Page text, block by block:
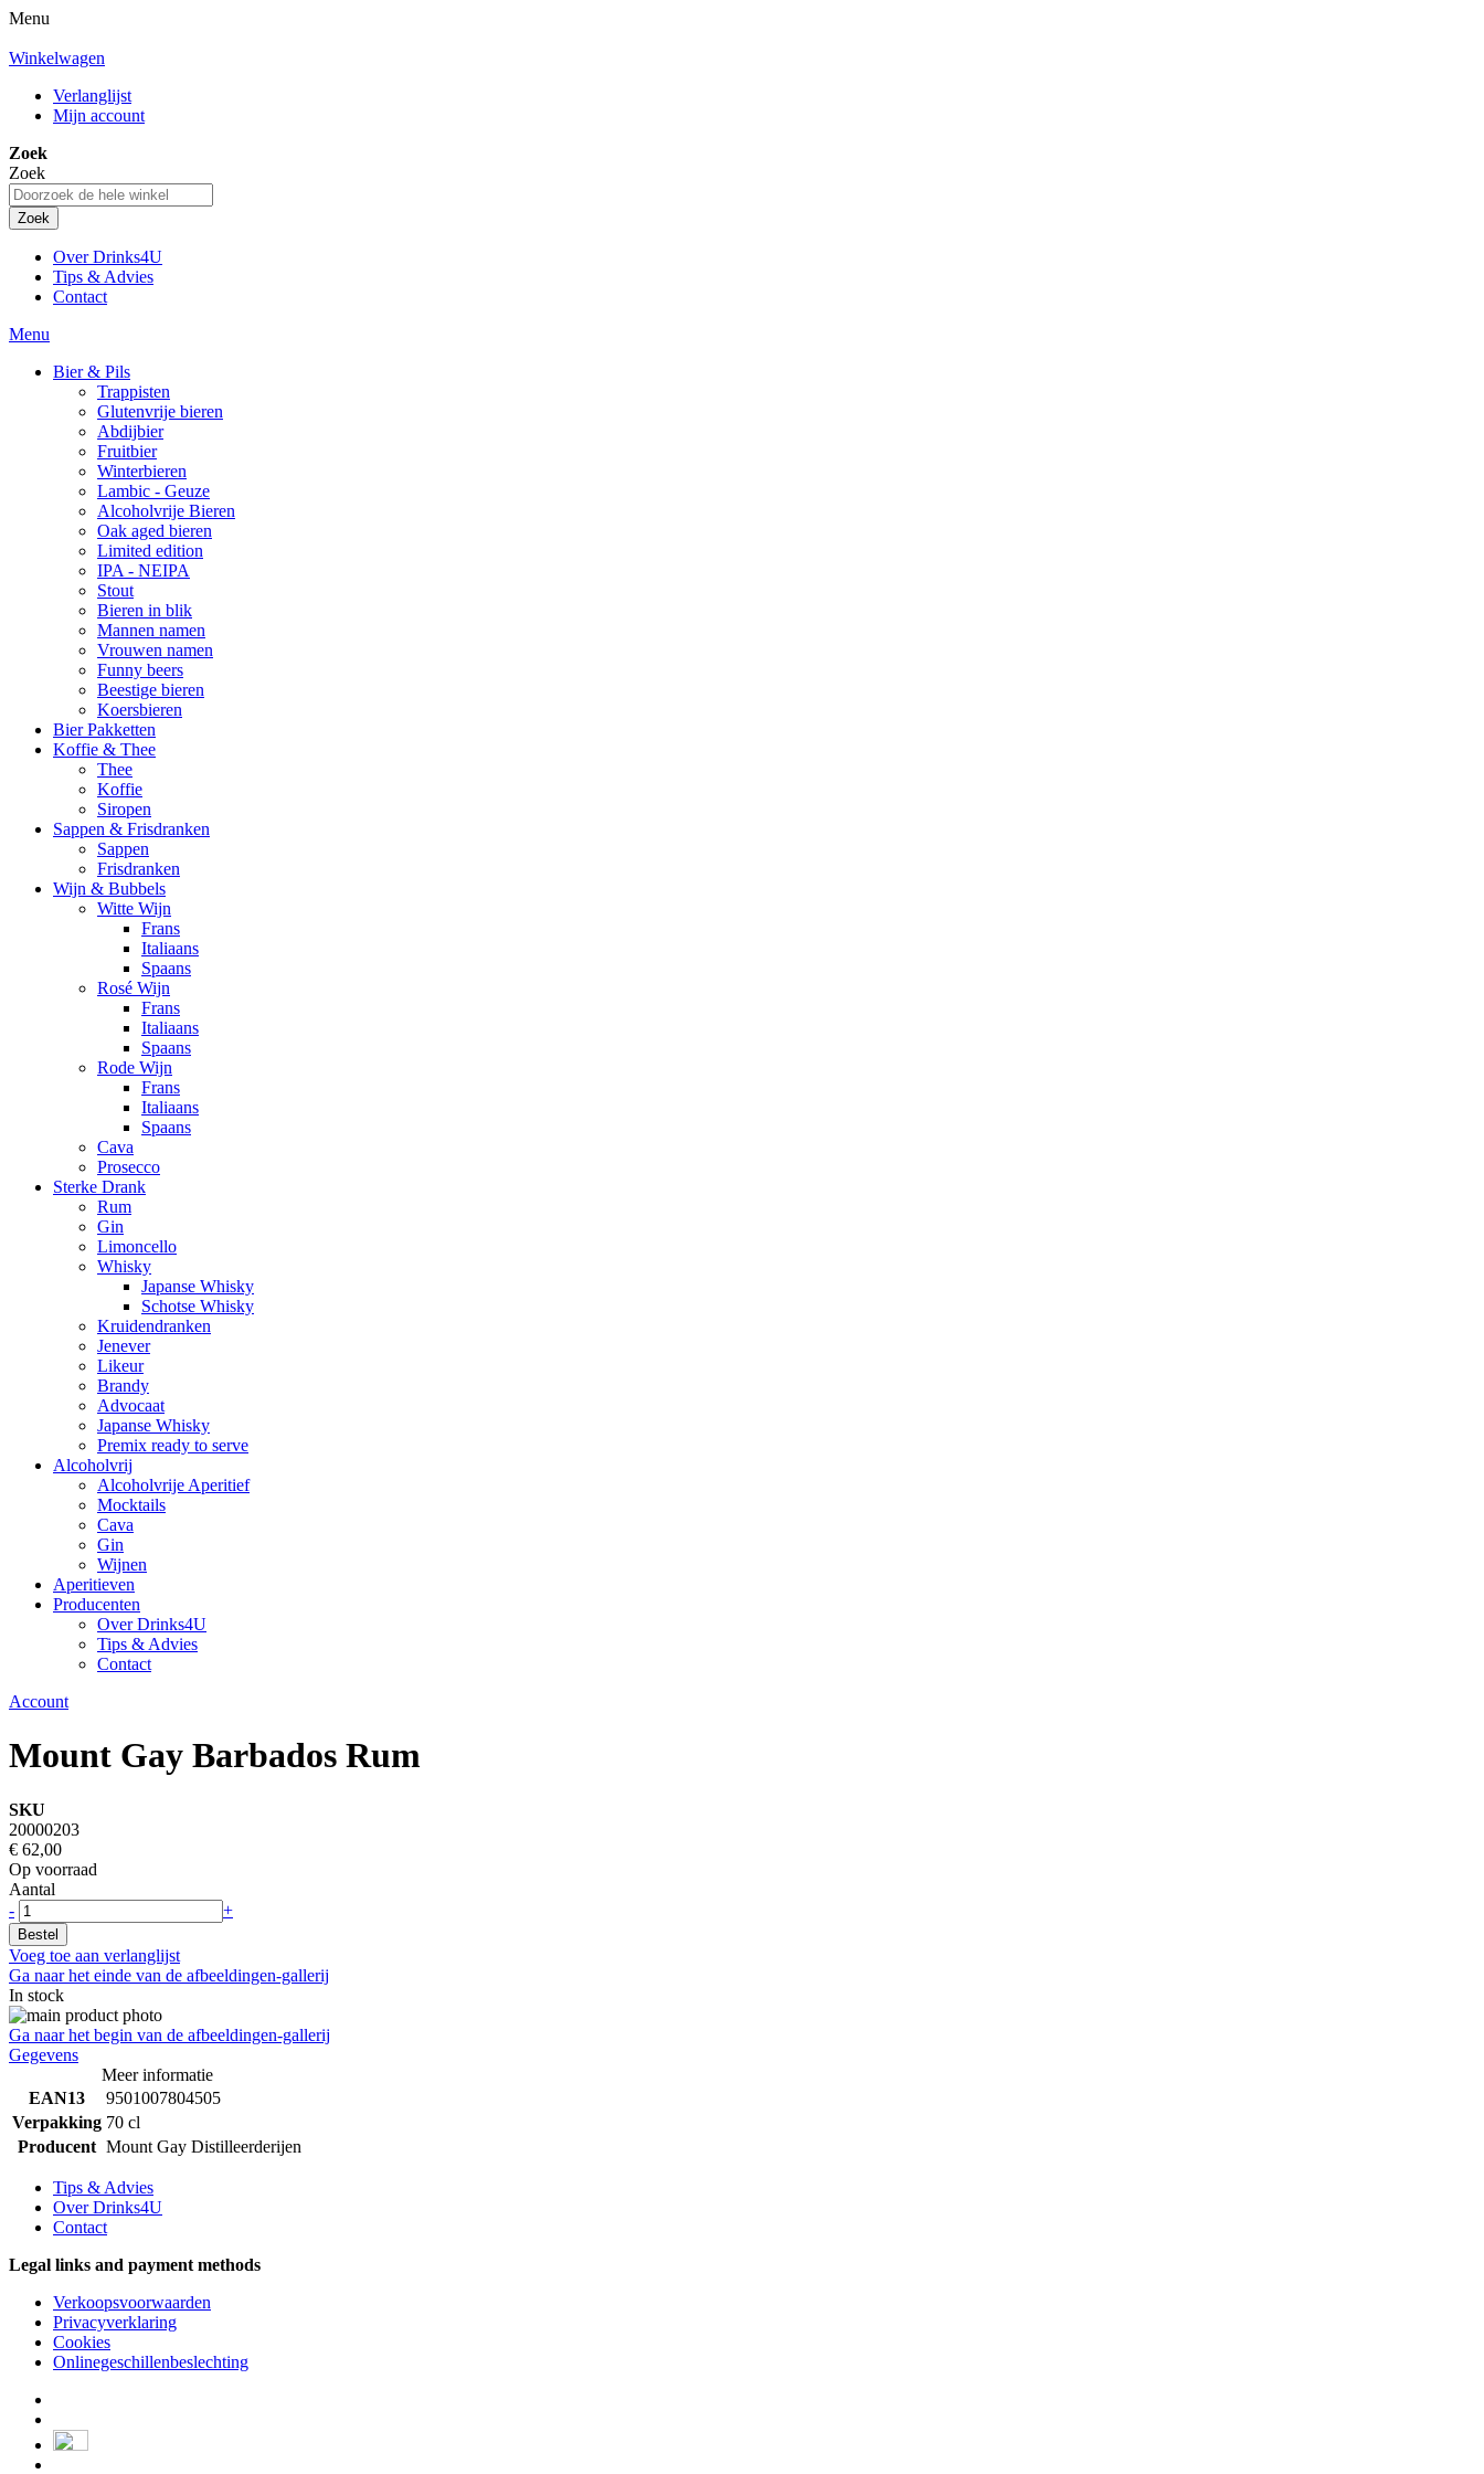
Menu
Winkelwagen
Verlanglijst
Mijn account
Zoek
Zoek
Zoek
Over Drinks4U
Tips & Advies
Contact
Menu
Bier & Pils
Trappisten
Glutenvrije bieren
Abdijbier
Fruitbier
Winterbieren
Lambic - Geuze
Alcoholvrije Bieren
Oak aged bieren
Limited edition
IPA - NEIPA
Stout
Bieren in blik
Mannen namen
Vrouwen namen
Funny beers
Beestige bieren
Koersbieren
Bier Pakketten
Koffie & Thee
Thee
Koffie
Siropen
Sappen & Frisdranken
Sappen
Frisdranken
Wijn & Bubbels
Witte Wijn
Frans
Italiaans
Spaans
Rosé Wijn
Frans
Italiaans
Spaans
Rode Wijn
Frans
Italiaans
Spaans
Cava
Prosecco
Sterke Drank
Rum
Gin
Limoncello
Whisky
Japanse Whisky
Schotse Whisky
Kruidendranken
Jenever
Likeur
Brandy
Advocaat
Japanse Whisky
Premix ready to serve
Alcoholvrij
Alcoholvrije Aperitief
Mocktails
Cava
Gin
Wijnen
Aperitieven
Producenten
Over Drinks4U
Tips & Advies
Contact
Account
Mount Gay Barbados Rum
SKU
20000203
€ 62,00
Op voorraad
Aantal
-
+
Bestel
Voeg toe aan verlanglijst
Ga naar het einde van de afbeeldingen-gallerij
In stock
Ga naar het begin van de afbeeldingen-gallerij
Gegevens
Meer informatie
EAN13
9501007804505
Verpakking 70 cl
Producent Mount Gay Distilleerderijen
Tips & Advies
Over Drinks4U
Contact
Legal links and payment methods
Verkoopsvoorwaarden
Privacyverklaring
Cookies
Onlinegeschillenbeslechting